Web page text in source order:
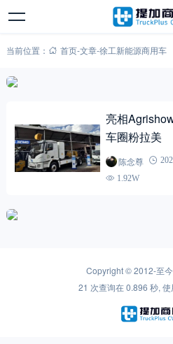
当前位置： 首页-文章-徐工新能源商用车
亮相
车圈粉拉美
陈念尊
1.92W
Copyright © 2012-至今
21 次查询在 0.896 秒,